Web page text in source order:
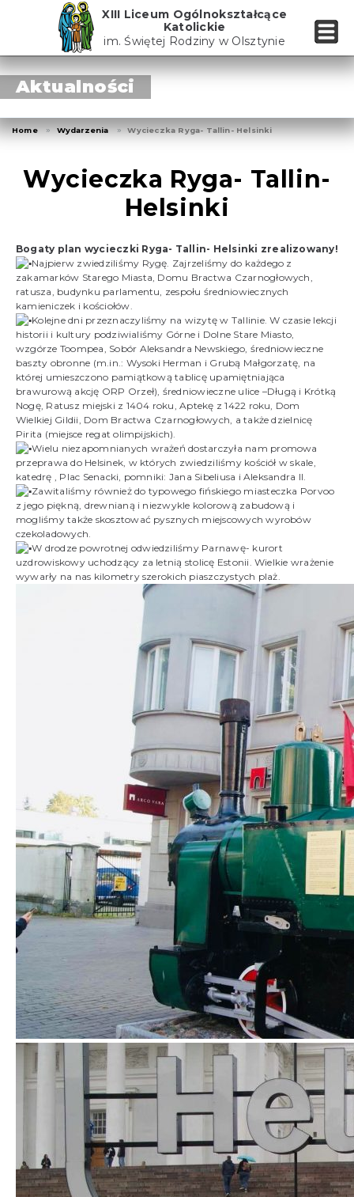
XIII Liceum Ogólnokształcące
Katolickie
im. Świętej Rodziny w Olsztynie
Aktualności
Home Wydarzenia Wycieczka Ryga- Tallin- Helsinki
Wycieczka Ryga- Tallin-
Helsinki
Bogaty plan wycieczki Ryga- Tallin- Helsinki zrealizowany!
Najpierw zwiedziliśmy Rygę. Zajrzeliśmy do każdego z
zakamarków Starego Miasta, Domu Bractwa Czarnogłowych,
ratusza, budynku parlamentu, zespołu średniowiecznych
kamieniczek i kościołów.
Kolejne dni przeznaczyliśmy na wizytę w Tallinie. W czasie lekcji
historii i kultury podziwialiśmy Górne i Dolne Stare Miasto,
wzgórze Toompea, Sobór Aleksandra Newskiego, średniowieczne
baszty obronne (m.in.: Wysoki Herman i Grubą Małgorzatę, na
której umieszczono pamiątkową tablicę upamiętniająca
brawurową akcję ORP Orzeł), średniowieczne ulice –Długą i Krótką
Nogę, Ratusz miejski z 1404 roku, Aptekę z 1422 roku, Dom
Wielkiej Gildii, Dom Bractwa Czarnogłowych, a także dzielnicę
Pirita (miejsce regat olimpijskich).
Wielu niezapomnianych wrażeń dostarczyła nam promowa
przeprawa do Helsinek, w których zwiedziliśmy kościół w skale,
katedrę , Plac Senacki, pomniki: Jana Sibeliusa i Aleksandra II.
Zawitaliśmy również do typowego fińskiego miasteczka Porvoo
z jego piękną, drewnianą i niezwykle kolorową zabudową i
mogliśmy także skosztować pysznych miejscowych wyrobów
czekoladowych.
W drodze powrotnej odwiedziliśmy Parnawę- kurort
uzdrowiskowy uchodzący za letnią stolicę Estonii. Wielkie wrażenie
wywarły na nas kilometry szerokich piaszczystych plaż.